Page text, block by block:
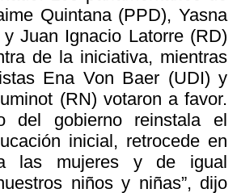
Quintana (PPD), Yasna
Juan Ignacio Latorre (RD)
de la iniciativa, mientras
Ena Von Baer (UDI) y
(RN) votaron a favor.
del gobierno reinstala el
inicial, retrocede en
las mujeres y de igual
niños y niñas”, dijo